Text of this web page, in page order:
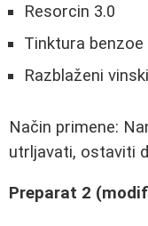
Resorcin 3.0
Tinktura benzoe
Razblaženi
Način primene:
utrljavati, ostaviti
Preparat 2